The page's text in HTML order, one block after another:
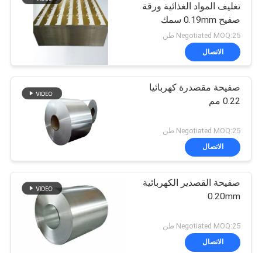
تغليف المواد الغذائية ورقة
صفيح 0.19mm سمك
SPTE TFS
Negotiated MOQ:25 طن
الاتصال
صفيحة مقصدرة كهربائيا
0.22 مم
Negotiated MOQ:25 طن
الاتصال
صفيحة القصدير الكهربائية
0.20mm
Negotiated MOQ:25 طن
الاتصال